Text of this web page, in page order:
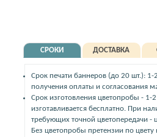
СРОКИ ДОСТАВКА
Срок печати баннеров (до 20 шт.):
получения оплаты и согласования
Срок изготовления цветопробы - 1-
изготавливается бесплатно. При
требующих точной цветопередачи -
Без цветопробы претензии по